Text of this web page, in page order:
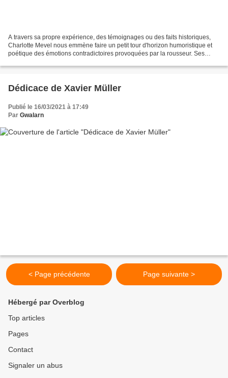
A travers sa propre expérience, des témoignages ou des faits historiques,
Charlotte Mevel nous emmène faire un petit tour d'horizon humoristique et
poétique des émotions contradictoires provoquées par la rousseur. Ses
Dédicace de Xavier Müller
Publié le 16/03/2021 à 17:49
Par Gwalarn
< Page précédente Page suivante >
Hébergé par Overblog
Top articles
Pages
Contact
Signaler un abus